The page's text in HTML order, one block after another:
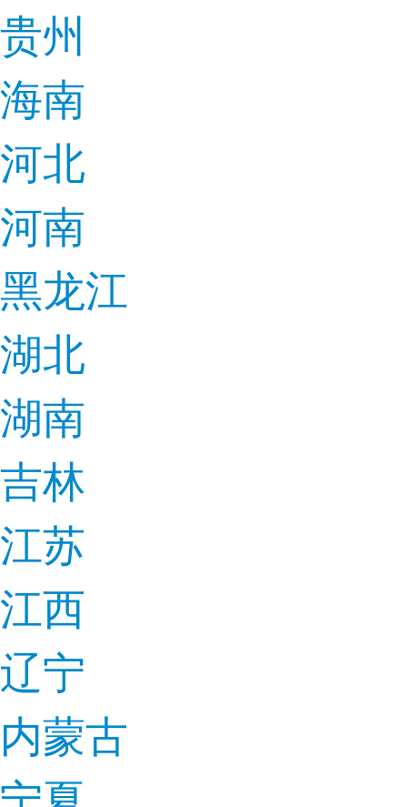
贵州
海南
河北
河南
黑龙江
湖北
湖南
吉林
江苏
江西
辽宁
内蒙古